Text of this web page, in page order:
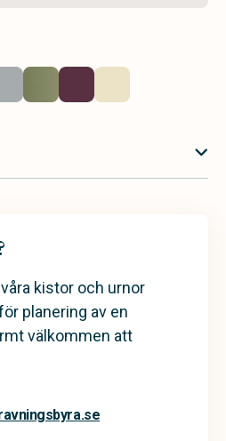
kistor och urnor
planering av en
välkommen att